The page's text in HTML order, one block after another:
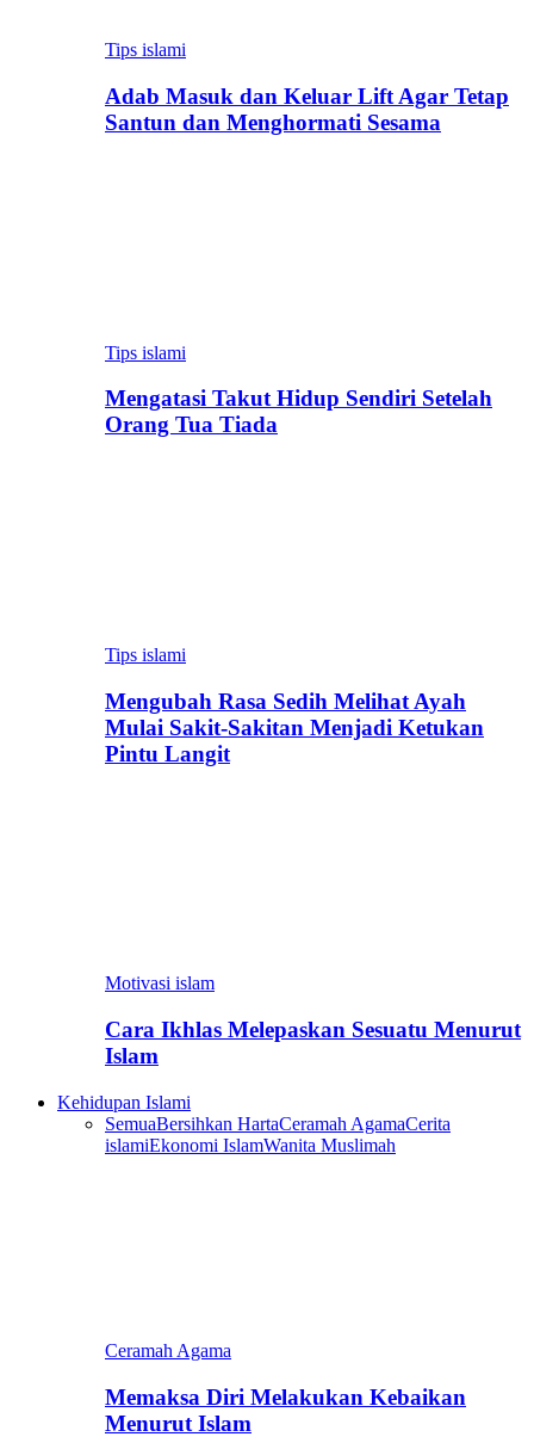
Tips islami
Adab Masuk dan Keluar Lift Agar Tetap
Santun dan Menghormati Sesama
Tips islami
Mengatasi Takut Hidup Sendiri Setelah
Orang Tua Tiada
Tips islami
Mengubah Rasa Sedih Melihat Ayah
Mulai Sakit-Sakitan Menjadi Ketukan
Pintu Langit
Motivasi islam
Cara Ikhlas Melepaskan Sesuatu Menurut
Islam
Kehidupan Islami
SemuaBersihkan HartaCeramah AgamaCerita
islamiEkonomi IslamWanita Muslimah
Ceramah Agama
Memaksa Diri Melakukan Kebaikan
Menurut Islam